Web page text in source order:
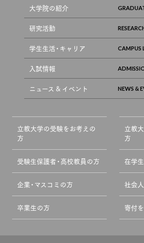
大学院の紹介
研究活動
学生生活・キャリア
入試情報
ニュース & イベント
立教大学の受験をお考えの
方
立教
方
受験生保護者・高校教員の方 在学
企業・マスコミの方 社会
卒業生の方 寄付